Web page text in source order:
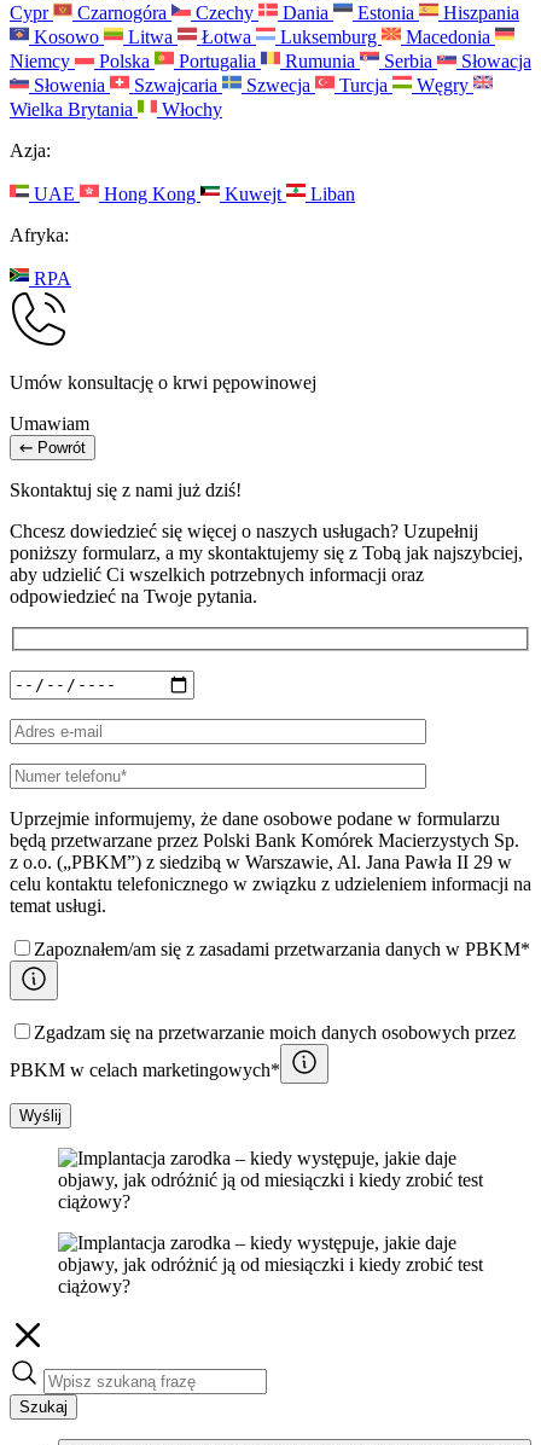
Cypr
Czarnogóra Czechy Dania Estonia
Hiszpania
Kosowo
Litwa Łotwa Luksemburg
Macedonia
Niemcy
Polska Portugalia Rumunia Serbia
Słowacja
Słowenia
Szwajcaria Szwecja Turcja
Węgry
Wielka Brytania
Włochy
Azja:
UAE Hong Kong Kuwejt
Liban
Afryka:
RPA
Umów konsultację o krwi pępowinowej
Umawiam
Powrót
Skontaktuj się z nami już dziś!
Chcesz dowiedzieć się więcej o naszych usługach? Uzupełnij
poniższy formularz, a my skontaktujemy się z Tobą jak najszybciej,
aby udzielić Ci wszelkich potrzebnych informacji oraz
odpowiedzieć na Twoje pytania.
Uprzejmie informujemy, że dane osobowe podane w formularzu
będą przetwarzane przez Polski Bank Komórek Macierzystych Sp.
z o.o. („PBKM”) z siedzibą w Warszawie, Al. Jana Pawła II 29 w
celu kontaktu telefonicznego w związku z udzieleniem informacji na
temat usługi.
Zapoznałem/am się z zasadami przetwarzania danych w PBKM*
Zgadzam się na przetwarzanie moich danych osobowych przez
PBKM w celach marketingowych*
Wyślij
Szukaj